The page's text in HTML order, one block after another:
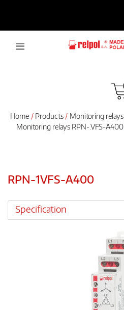
Home Products Monitoring relays
Monitoring relays RPN-.VFS-A400
RPN-1VFS-A400
Specification